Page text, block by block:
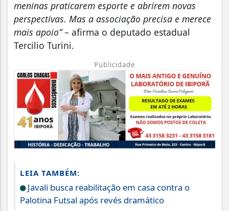
meninas praticarem esporte e abrirem novas
perspectivas. Mas a associação precisa e merece
mais apoio”– afirma o deputado estadual
Tercilio Turini.
Publicidade
LEIA TAMBÉM:
Javali busca reabilitação em casa contra o
Palotina Futsal após revés dramático